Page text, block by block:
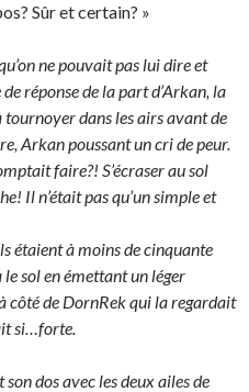
Sûr et certain? »
ne pouvait pas lui dire et
réponse de la part d’Arkan, la
dans les airs avant de
Arkan poussant un cri de peur.
faire?! S’écraser au sol
Il n’était pas qu’un simple et
étaient à moins de cinquante
sol en émettant un léger
côté de DornRek qui la regardait
si…forte.
dos avec les deux ailes de